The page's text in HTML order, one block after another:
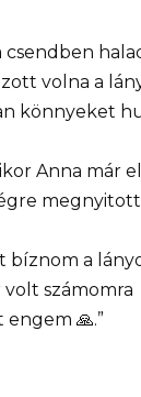
csendben
volna a
könnyeket
Anna már
bíznom a
számomra
🙏.”